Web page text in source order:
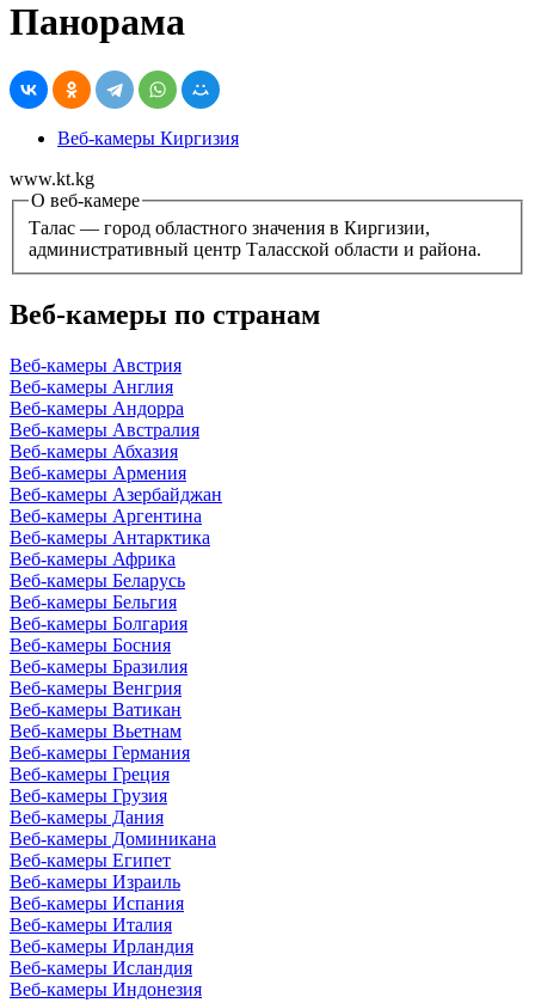
Панорама
Веб-камеры Киргизия
www.kt.kg
О веб-камере
Талас — город областного значения в Киргизии,
административный центр Таласской области и района.
Веб-камеры по странам
Веб-камеры Австрия
Веб-камеры Англия
Веб-камеры Андорра
Веб-камеры Австралия
Веб-камеры Абхазия
Веб-камеры Армения
Веб-камеры Азербайджан
Веб-камеры Аргентина
Веб-камеры Антарктика
Веб-камеры Африка
Веб-камеры Беларусь
Веб-камеры Бельгия
Веб-камеры Болгария
Веб-камеры Босния
Веб-камеры Бразилия
Веб-камеры Венгрия
Веб-камеры Ватикан
Веб-камеры Вьетнам
Веб-камеры Германия
Веб-камеры Греция
Веб-камеры Грузия
Веб-камеры Дания
Веб-камеры Доминикана
Веб-камеры Египет
Веб-камеры Израиль
Веб-камеры Испания
Веб-камеры Италия
Веб-камеры Ирландия
Веб-камеры Исландия
Веб-камеры Индонезия